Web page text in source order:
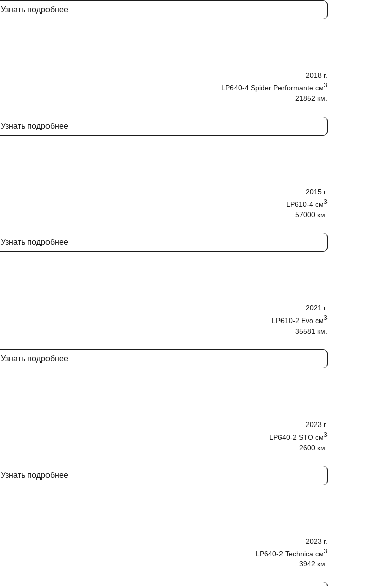
Узнать подробнее
2018 г.
LP640-4 Spider Performante cм3
21852 км.
Узнать подробнее
2015 г.
LP610-4 cм3
57000 км.
Узнать подробнее
2021 г.
LP610-2 Evo cм3
35581 км.
Узнать подробнее
2023 г.
LP640-2 STO cм3
2600 км.
Узнать подробнее
2023 г.
LP640-2 Technica cм3
3942 км.